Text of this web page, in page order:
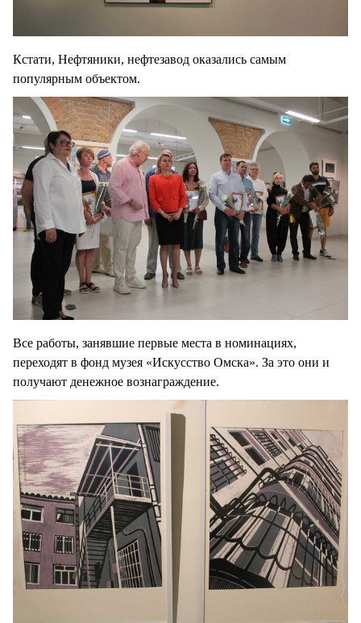
Кстати, Нефтяники, нефтезавод оказались самым
популярным объектом.
Все работы, занявшие первые места в номинациях,
переходят в фонд музея «Искусство Омска». За это они и
получают денежное вознаграждение.